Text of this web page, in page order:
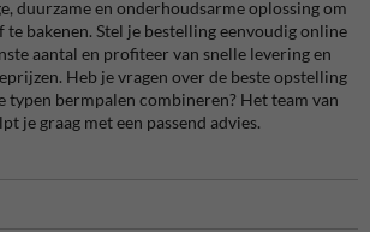
duurzame en onderhoudsarme oplossing om
te bakenen. Stel je bestelling eenvoudig online
aantal en profiteer van snelle levering en
Heb je vragen over de beste opstelling
bermpalen combineren? Het team van
je graag met een passend advies.